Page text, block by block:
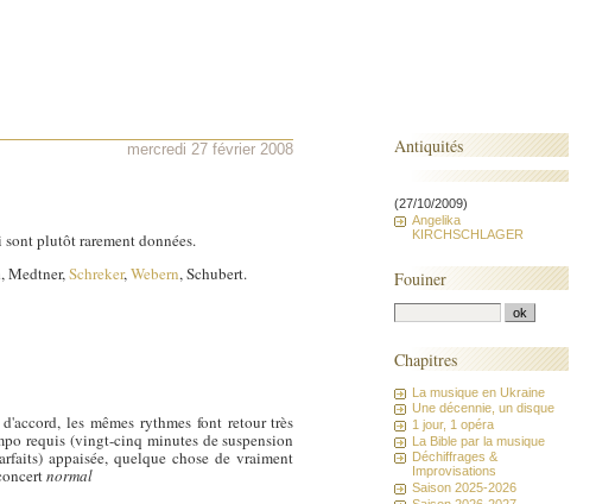
mercredi 27 février 2008
plutôt rarement données.
Medtner,Schreker,Webern, Schubert.
les mêmes rythmes font retour très
requis (vingt-cinq minutes de suspension
appaisée, quelque chose de vraiment
normal
Antiquités
(27/10/2009)
Angelika
KIRCHSCHLAGER
Fouiner
Chapitres
La musique en Ukraine
Une décennie, un disque
1 jour, 1 opéra
La Bible par la musique
Déchiffrages &
Improvisations
Saison 2025-2026